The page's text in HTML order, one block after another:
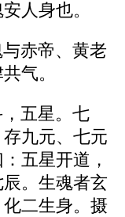
人身也。
与赤帝、黄老
气。
，五星。七
九元、七元
五星开道，
。生魂者玄
二生身。摄